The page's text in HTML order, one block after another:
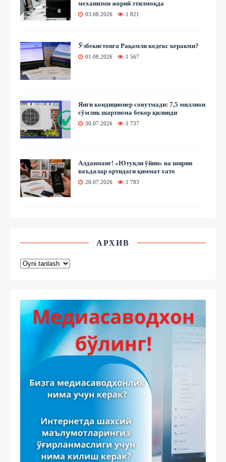
механизми жорий этилмоқда
03.08.2026 1 821
Ўзбекистонга Рақамли кодекс керакми?
01.08.2026 1 567
Янги кондиционер совутмади: 7,5 миллион
сўмлик шартнома бекор қилинди
30.07.2026 1 737
Алданманг! «Ютуқли ўйин» ва ширин
ваъдалар ортидаги қиммат хато
28.07.2026 1 783
АРХИВ